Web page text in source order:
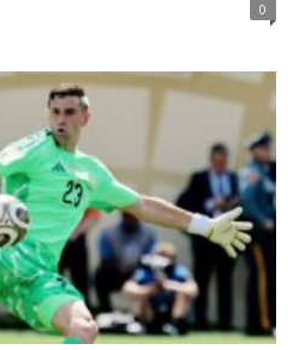
0